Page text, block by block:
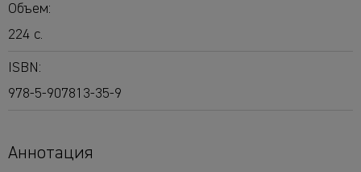
Объем:
224 с.
ISBN:
978-5-907813-35-9
Аннотация